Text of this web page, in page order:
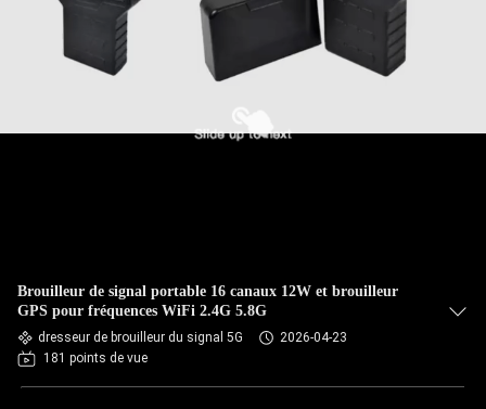
Brouilleur de signal portable 16 canaux 12W et brouilleur
GPS pour fréquences WiFi 2.4G 5.8G
dresseur de brouilleur du signal 5G
2026-04-23
181 points de vue